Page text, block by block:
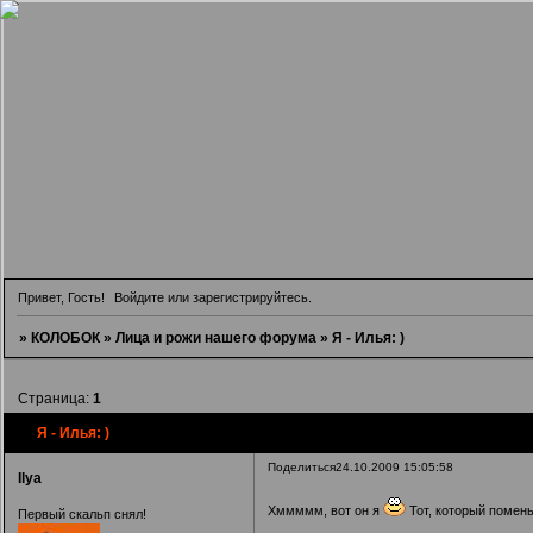
Привет, Гость! Войдите илизарегистрируйтесь
» КОЛОБОК » Лица и рожи нашего форума » Я - Илья: )
Я - Илья: )
Страница: 1
Поделиться24.10.2009 15:05:58
Ilya
Первый скальп снял! Хммммм, вот он я Тот, который